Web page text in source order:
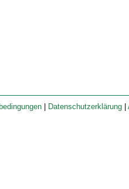
Datenschutzerklärung